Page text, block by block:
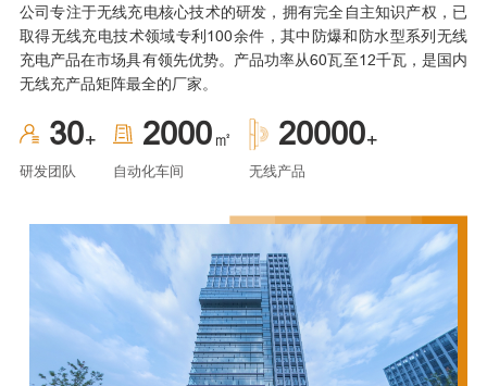
公司专注于无线充电核心技术的研发，拥有完全自主知识产权，已
取得无线充电技术领域专利100余件，其中防爆和防水型系列无线
充电产品在市场具有领先优势。产品功率从60瓦至12千瓦，是国内
无线充产品矩阵最全的厂家。
30+
研发团队
2000㎡
自动化车间
20000+
无线产品